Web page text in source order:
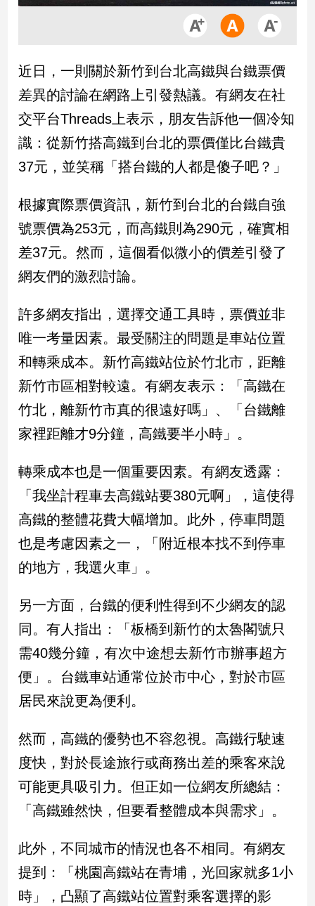
品
政
治
政
治
焦
點
民
調
國
會
觀
兩
岸/
國
社
地
方
新
冠
病
區
南
台
灣
點
南
台
灣
觀
娛
樂
近日，一則關於新竹到台北高鐵與台鐵票價
差異的討論在網路上引發熱議。有網友在社
交平台Threads上表示，朋友告訴他一個冷知
識：從新竹搭高鐵到台北的票價僅比台鐵貴
37元，並笑稱「搭台鐵的人都是傻子吧？」
根據實際票價資訊，新竹到台北的台鐵自強
號票價為253元，而高鐵則為290元，確實相
差37元。然而，這個看似微小的價差引發了
網友們的激烈討論。
許多網友指出，選擇交通工具時，票價並非
唯一考量因素。最受關注的問題是車站位置
和轉乘成本。新竹高鐵站位於竹北市，距離
新竹市區相對較遠。有網友表示：「高鐵在
竹北，離新竹市真的很遠好嗎」、「台鐵離
家裡距離才9分鐘，高鐵要半小時」。
轉乘成本也是一個重要因素。有網友透露：
「我坐計程車去高鐵站要380元啊」，這使得
高鐵的整體花費大幅增加。此外，停車問題
也是考慮因素之一，「附近根本找不到停車
的地方，我選火車」。
另一方面，台鐵的便利性得到不少網友的認
同。有人指出：「板橋到新竹的太魯閣號只
需40幾分鐘，有次中途想去新竹市辦事超方
便」。台鐵車站通常位於市中心，對於市區
居民來說更為便利。
然而，高鐵的優勢也不容忽視。高鐵行駛速
度快，對於長途旅行或商務出差的乘客來說
可能更具吸引力。但正如一位網友所總結：
「高鐵雖然快，但要看整體成本與需求」。
此外，不同城市的情況也各不相同。有網友
提到：「桃園高鐵站在青埔，光回家就多1小
時」，凸顯了高鐵站位置對乘客選擇的影